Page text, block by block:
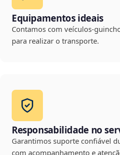
Equipamentos ideais
Contamos com veículos-
para realizar o transporte.
Responsabilidade no
Garantimos suporte confiável
com acompanhamento e